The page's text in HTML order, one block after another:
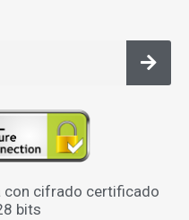
con cifrado certificado
bits